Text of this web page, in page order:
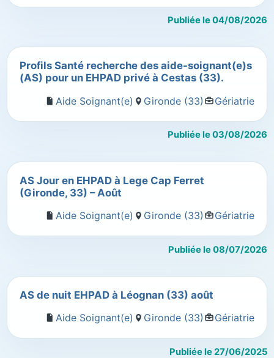
Publiée le 04/08/2026
Profils Santé recherche des aide-soignant(e)s
(AS) pour un EHPAD privé à Cestas (33).
Aide Soignant(e)
Gironde (33) Gériatrie
Publiée le 03/08/2026
AS Jour en EHPAD à Lege Cap Ferret
(Gironde, 33) – Août
Aide Soignant(e)
Gironde (33) Gériatrie
Publiée le 08/07/2026
AS de nuit EHPAD à Léognan (33) août
Aide Soignant(e)
Gironde (33) Gériatrie
Publiée le 27/06/2025